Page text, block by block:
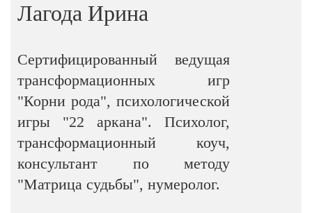
Лагода Ирина
Сертифицированный ведущая
трансформационных игр
"Корни рода", психологической
игры "22 аркана". Психолог,
трансформационный коуч,
консультант по методу
"Матрица судьбы", нумеролог.